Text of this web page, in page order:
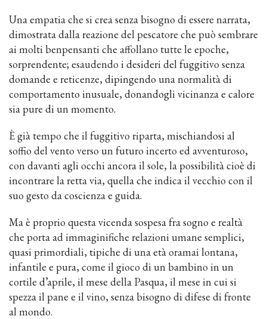
Una empatia che si crea senza bisogno di essere narrata,
dimostrata dalla reazione del pescatore che può sembrare
ai molti benpensanti che affollano tutte le epoche,
sorprendente; esaudendo i desideri del fuggitivo senza
domande e reticenze, dipingendo una normalità di
comportamento inusuale, donandogli vicinanza e calore
sia pure di un momento.
È già tempo che il fuggitivo riparta, mischiandosi al
soffio del vento verso un futuro incerto ed avventuroso,
con davanti agli occhi ancora il sole, la possibilità cioè di
incontrare la retta via, quella che indica il vecchio con il
suo gesto da coscienza e guida.
Ma è proprio questa vicenda sospesa fra sogno e realtà
che porta ad immaginifiche relazioni umane semplici,
quasi primordiali, tipiche di una età oramai lontana,
infantile e pura, come il gioco di un bambino in un
cortile d’aprile, il mese della Pasqua, il mese in cui si
spezza il pane e il vino, senza bisogno di difese di fronte
al mondo.